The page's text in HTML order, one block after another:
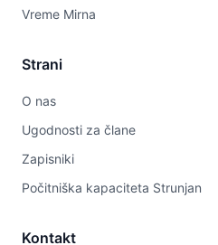
Vreme Mirna
Strani
O nas
Ugodnosti za člane
Zapisniki
Počitniška kapaciteta Strunjan
Kontakt